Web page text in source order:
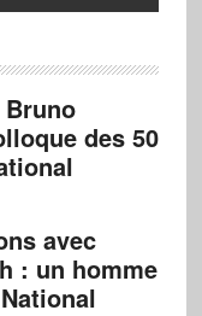
des 50
avec
: un homme